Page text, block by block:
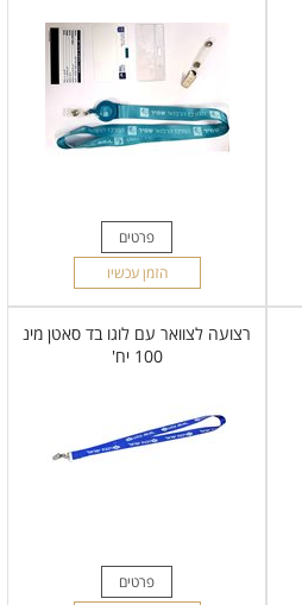
פרטים
הזמן עכשיו
רצועה לצוואר עם לוגו בד סאטן מינ
100 יח'
פרטים